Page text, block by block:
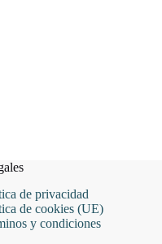
de privacidad
de cookies (UE)
y condiciones